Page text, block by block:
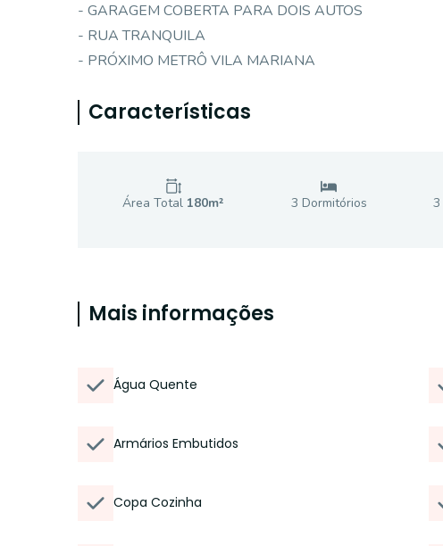
- GARAGEM COBERTA PARA DOIS AUTOS
- RUA TRANQUILA
- PRÓXIMO METRÔ VILA MARIANA
Características
Área Total 180m² 3 Dormitórios 3
Mais informações
Água Quente
Armários Embutidos
Copa Cozinha